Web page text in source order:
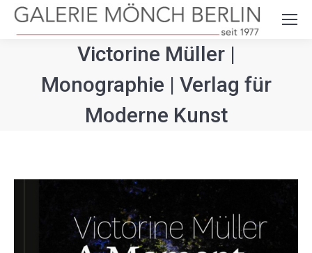
Search:
Victorine Müller |
Monographie | Verlag für
Moderne Kunst